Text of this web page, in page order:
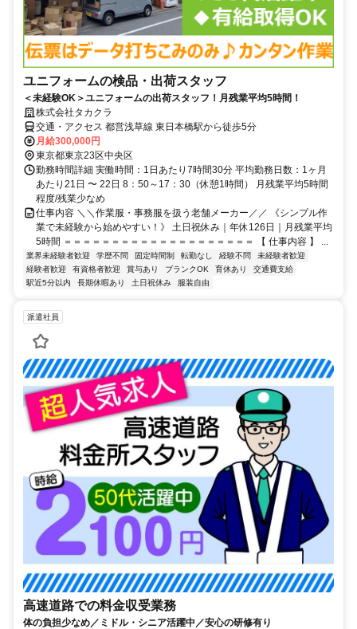
ユニフォームの検品・出荷スタッフ
＜未経験OK＞ユニフォームの出荷スタッフ！月残業平均5時間！
株式会社タカクラ
交通・アクセス 都営浅草線 東日本橋駅から徒歩5分
月給300,000円
東京都東京23区中央区
勤務時間詳細 実働時間：1日あたり7時間30分 平均勤務日数：1ヶ月
あたり21日 〜 22日 8：50～17：30（休憩1時間） 月残業平均5時間
程度/残業少なめ
仕事内容 ＼＼作業服・事務服を扱う老舗メーカー／／ 《シンプル作
業で未経験から始めやすい！》 土日祝休み｜年休126日｜月残業平均
5時間 ＝＝＝＝＝＝＝＝＝＝＝＝＝＝＝＝＝＝＝＝ 【 仕事内容 】 ...
業界未経験者歓迎 学歴不問 固定時間制 転勤なし 経験不問
未経験者歓迎
経験者歓迎
有資格者歓迎 賞与あり ブランクOK 育休あり
交通費支給
駅近5分以内
長期休暇あり 土日祝休み 服装自由
派遣社員
高速道路での料金収受業務
体の負担少なめ／ミドル・シニア活躍中／安心の研修有り